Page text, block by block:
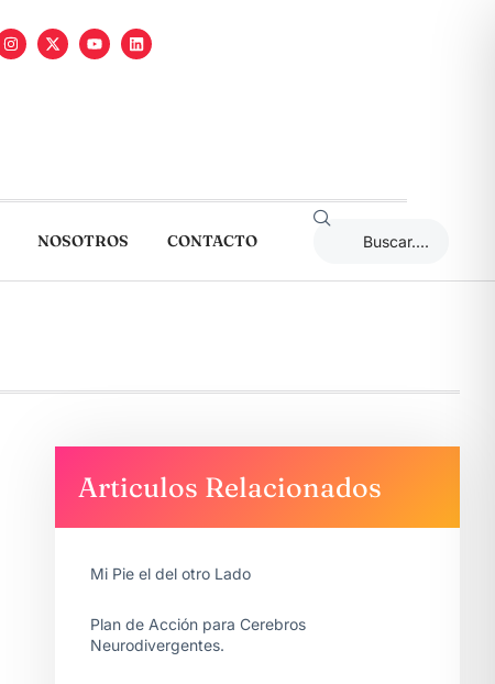
NOSOTROS CONTACTO
Articulos Relacionados
Mi Pie el del otro Lado
Plan de Acción para Cerebros
Neurodivergentes.